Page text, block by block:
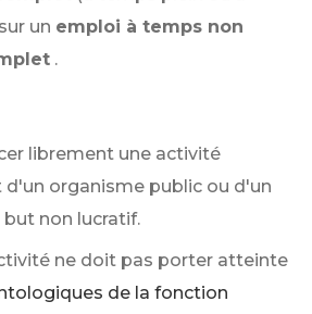
un emploi à temps non
.
librement une activité
organisme public ou d'un
non lucratif.
ne doit pas porter atteinte
de la fonction